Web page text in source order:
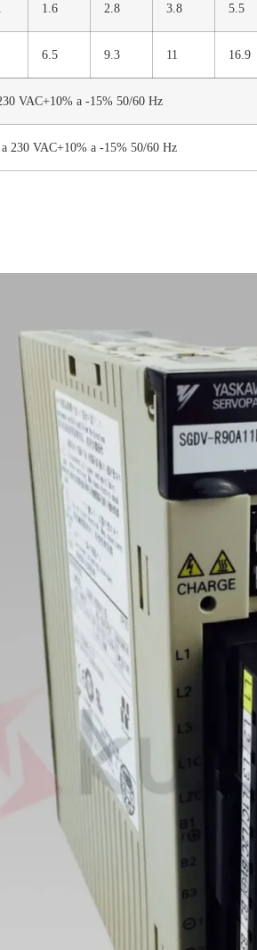
1.6 2.8 3.8 5.5
6.5 9.3 11 16.9
VAC+10% a -15% 50/60 Hz
230 VAC+10% a -15% 50/60 Hz